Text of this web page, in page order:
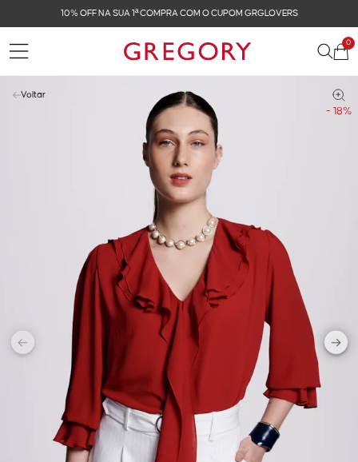
10% OFF NA SUA 1ª COMPRA COM O CUPOM GRGLOVERS
0
- 18%
Voltar